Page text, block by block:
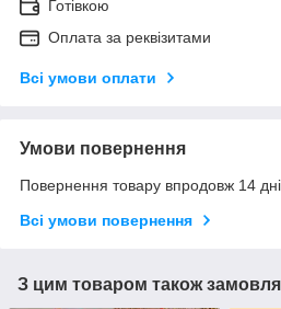
Готівкою
Оплата за реквізитами
Всі умови оплати
Умови повернення
Повернення товару впродовж 14
Всі умови повернення
З цим товаром також